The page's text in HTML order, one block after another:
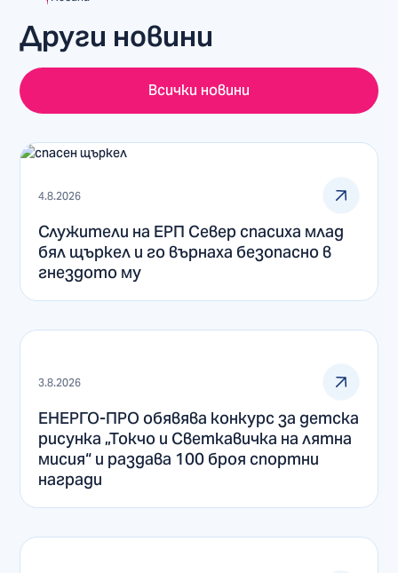
Други новини
Всички новини
4.8.2026
Служители на ЕРП Север спасиха млад
бял щъркел и го върнаха безопасно в
гнездото му
3.8.2026
ЕНЕРГО-ПРО обявява конкурс за детска
рисунка „Токчо и Светкавичка на лятна
мисия“ и раздава 100 броя спортни
награди